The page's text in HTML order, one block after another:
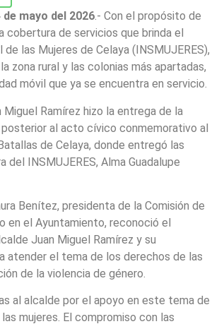
de mayo del 2026.- Con el propósito de
cobertura de servicios que brinda el
las Mujeres de Celaya (INSMUJERES),
zona rural y las colonias más apartadas,
móvil que ya se encuentra en servicio.
Ramírez hizo la entrega de la
al acto cívico conmemorativo al
de Celaya, donde entregó las
del INSMUJERES, Alma Guadalupe
Benítez, presidenta de la Comisión de
en el Ayuntamiento, reconoció el
Juan Miguel Ramírez y su
atender el tema de los derechos de las
de la violencia de género.
al alcalde por el apoyo en este tema de
mujeres. El compromiso con las